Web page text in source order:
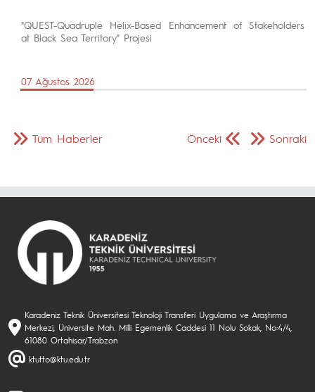
"QUEST-Quadruple Helix-Based Enhancement of Stakeholders
at Black Sea Territory" Projesi
07 Ağustos 2026
Önceki Sonraki
Tüm Haberler
Karadeniz Teknik Üniversitesi Teknoloji Transferi Uygulama ve Araştırma
Merkezi, Üniversite Mah. Milli Egemenlik Caddesi 11 Nolu Sokak, No:4/4,
61080 Ortahisar/Trabzon
ktutto@ktu.edu.tr